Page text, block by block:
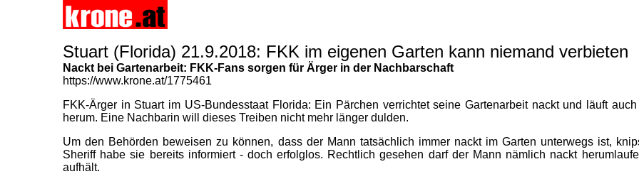
Stuart (Florida) 21.9.2018: FKK im eigenen Garten kann niemand verbieten
Nackt bei Gartenarbeit: FKK-Fans sorgen für Ärger in der Nachbarschaft
https://www.krone.at/1775461
FKK-Ärger in Stuart im US-Bundesstaat Florida: Ein Pärchen verrichtet seine Gartenarbeit nackt und läuft
herum. Eine Nachbarin will dieses Treiben nicht mehr länger dulden.
Um den Behörden beweisen zu können, dass der Mann tatsächlich immer nackt im Garten unterwegs ist,
Sheriff habe sie bereits informiert - doch erfolglos. Rechtlich gesehen darf der Mann nämlich nackt
aufhält.